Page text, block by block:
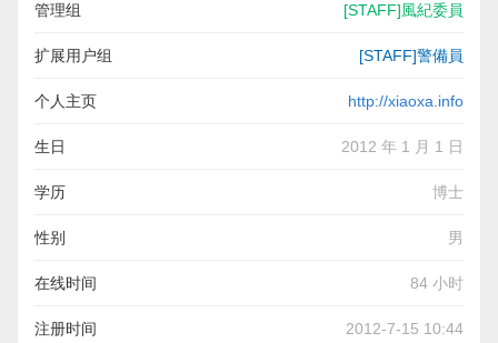
管理组 [STAFF]風紀委員
扩展用户组 [STAFF]警備員
个人主页 http://xiaoxa.info
生日 2012 年 1 月 1 日
学历 博士
性别 男
在线时间 84 小时
注册时间 2012-7-15 10:44